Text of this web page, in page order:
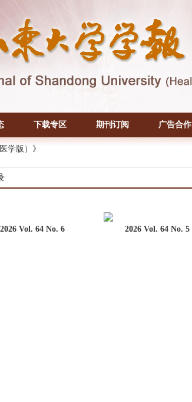
下载专区 期刊订阅 广告合作
学版）》
2026 Vol. 64 No. 6 2026 Vol. 64 No. 5